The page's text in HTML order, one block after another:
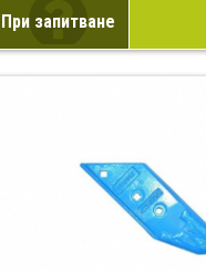
При запитване